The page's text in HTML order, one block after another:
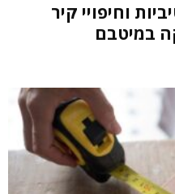
וחיפויי קיר
במיטבם